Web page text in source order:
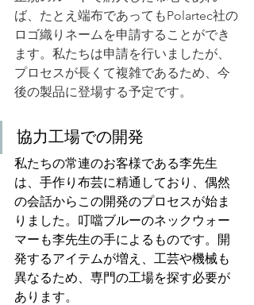
ば、たとえ端布であってもPolartec社の
ロゴ織りネームを申請することができ
ます。私たちは申請を行いましたが、
プロセスが長くて複雑であるため、今
後の製品に登場する予定です。
協力工場での開発
私たちの常連のお客様である李先生
は、手作り布芸に精通しており、偶然
の会話からこの開発のプロセスが始ま
りました。叮噹ブルーのネックウォー
マーも李先生の手によるものです。開
発するアイテムが増え、工芸や機械も
異なるため、専門の工場を探す必要が
あります。